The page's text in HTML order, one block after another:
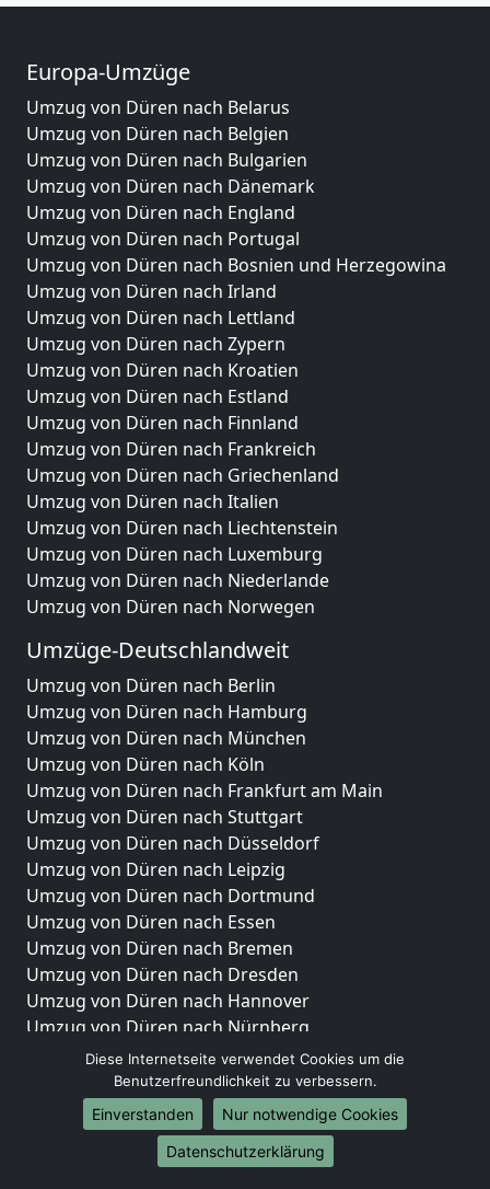
Europa-Umzüge
Umzug von Düren nach Belarus
Umzug von Düren nach Belgien
Umzug von Düren nach Bulgarien
Umzug von Düren nach Dänemark
Umzug von Düren nach England
Umzug von Düren nach Portugal
Umzug von Düren nach Bosnien und Herzegowina
Umzug von Düren nach Irland
Umzug von Düren nach Lettland
Umzug von Düren nach Zypern
Umzug von Düren nach Kroatien
Umzug von Düren nach Estland
Umzug von Düren nach Finnland
Umzug von Düren nach Frankreich
Umzug von Düren nach Griechenland
Umzug von Düren nach Italien
Umzug von Düren nach Liechtenstein
Umzug von Düren nach Luxemburg
Umzug von Düren nach Niederlande
Umzug von Düren nach Norwegen
Umzüge-Deutschlandweit
Umzug von Düren nach Berlin
Umzug von Düren nach Hamburg
Umzug von Düren nach München
Umzug von Düren nach Köln
Umzug von Düren nach Frankfurt am Main
Umzug von Düren nach Stuttgart
Umzug von Düren nach Düsseldorf
Umzug von Düren nach Leipzig
Umzug von Düren nach Dortmund
Umzug von Düren nach Essen
Umzug von Düren nach Bremen
Umzug von Düren nach Dresden
Umzug von Düren nach Hannover
Umzug von Düren nach Nürnberg
Umzug von Düren nach Duisburg
Umzug von Düren nach Bochum
Umzug von Düren nach Wuppertal
Umzug von Düren nach Bielefeld
Umzug von Düren nach Bonn
Diese Internetseite verwendet Cookies um die
Benutzerfreundlichkeit zu verbessern.
Einverstanden
Nur notwendige Cookies
Datenschutzerklärung